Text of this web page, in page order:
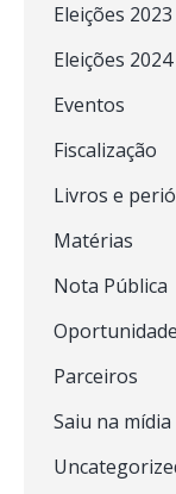
Eleições 2023
Eleições 2024
Eventos
Fiscalização
Livros e
Matérias
Nota Pública
Parceiros
Saiu na mídia